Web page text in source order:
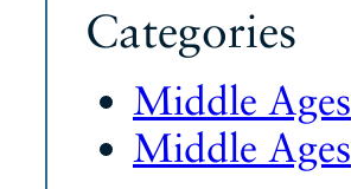
Categories
Middle Ages
Middle Ages